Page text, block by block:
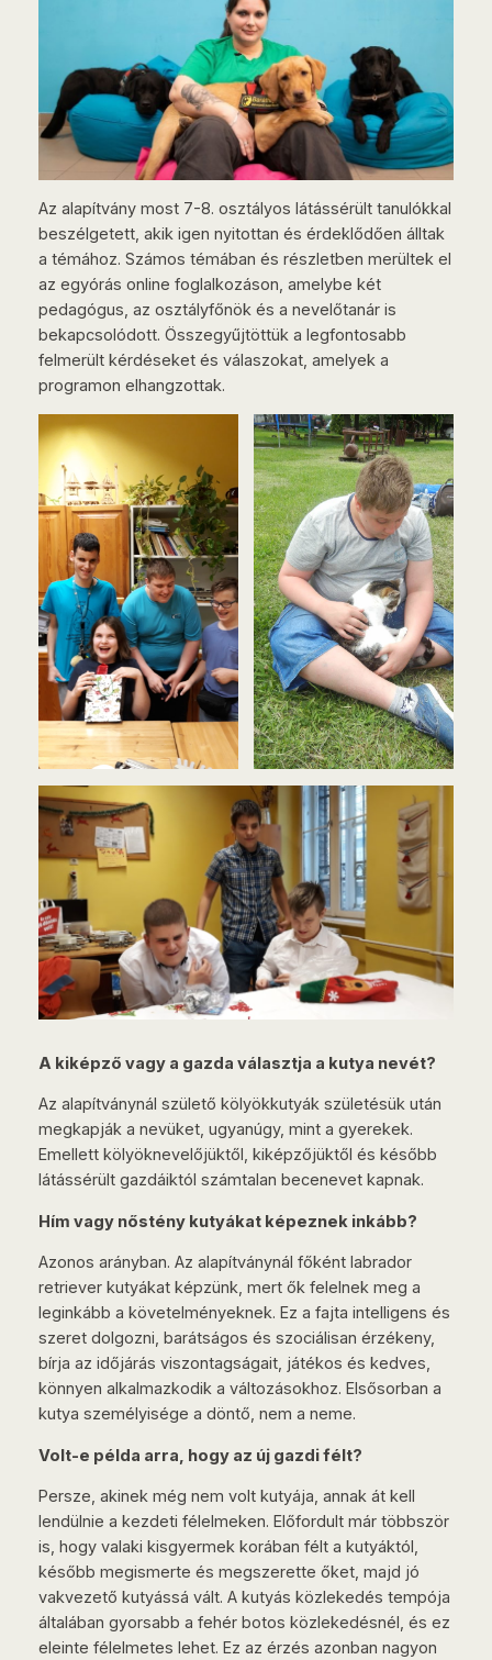
Az alapítvány most 7-8. osztályos látássérült tanulókkal
beszélgetett, akik igen nyitottan és érdeklődően álltak
a témához. Számos témában és részletben merültek el
az egyórás online foglalkozáson, amelybe két
pedagógus, az osztályfőnök és a nevelőtanár is
bekapcsolódott. Összegyűjtöttük a legfontosabb
felmerült kérdéseket és válaszokat, amelyek a
programon elhangzottak.
A kiképző vagy a gazda választja a kutya nevét?
Az alapítványnál születő kölyökkutyák születésük után
megkapják a nevüket, ugyanúgy, mint a gyerekek.
Emellett kölyöknevelőjüktől, kiképzőjüktől és később
látássérült gazdáiktól számtalan becenevet kapnak.
Hím vagy nőstény kutyákat képeznek inkább?
Azonos arányban. Az alapítványnál főként labrador
retriever kutyákat képzünk, mert ők felelnek meg a
leginkább a követelményeknek. Ez a fajta intelligens és
szeret dolgozni, barátságos és szociálisan érzékeny,
bírja az időjárás viszontagságait, játékos és kedves,
könnyen alkalmazkodik a változásokhoz. Elsősorban a
kutya személyisége a döntő, nem a neme.
Volt-e példa arra, hogy az új gazdi félt?
Persze, akinek még nem volt kutyája, annak át kell
lendülnie a kezdeti félelmeken. Előfordult már többször
is, hogy valaki kisgyermek korában félt a kutyáktól,
később megismerte és megszerette őket, majd jó
vakvezető kutyássá vált. A kutyás közlekedés tempója
általában gyorsabb a fehér botos közlekedésnél, és ez
eleinte félelmetes lehet. Ez az érzés azonban nagyon